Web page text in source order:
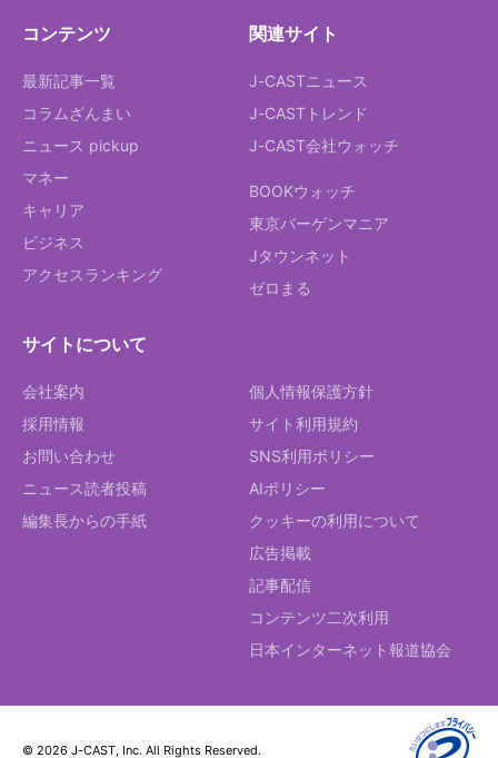
コンテンツ
最新記事一覧
コラムざんまい
ニュース pickup
マネー
キャリア
ビジネス
アクセスランキング
関連サイト
J-CASTニュース
J-CASTトレンド
J-CAST会社ウォッチ
BOOKウォッチ
東京バーゲンマニア
Jタウンネット
ゼロまる
サイトについて
会社案内
採用情報
お問い合わせ
ニュース読者投稿
編集長からの手紙
個人情報保護方針
サイト利用規約
SNS利用ポリシー
AIポリシー
クッキーの利用について
広告掲載
記事配信
コンテンツ二次利用
日本インターネット報道協会
© 2026 J-CAST, Inc. All Rights Reserved.